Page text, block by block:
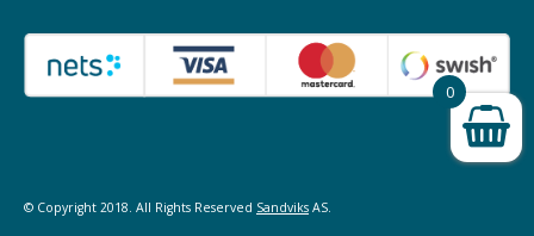
© Copyright 2018. All Rights Reserved Sandviks AS.
0